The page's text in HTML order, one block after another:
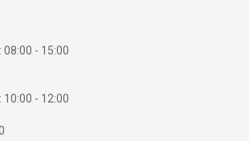
08:00 - 15:00
10:00 - 12:00